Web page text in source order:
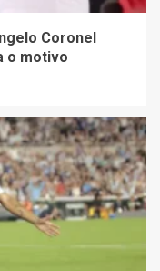
Coronel
o motivo